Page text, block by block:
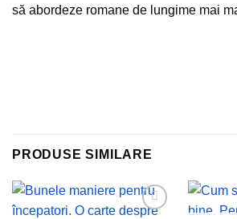
să abordeze romane de lungime mai
PRODUSE SIMILARE